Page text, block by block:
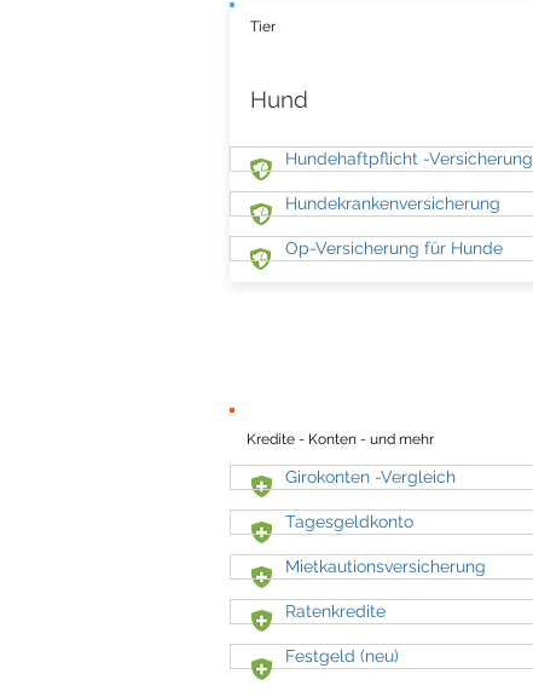
Tier
Hund
Hundehaftpflicht -Versicherung
Hundekrankenversicherung
Op-Versicherung für Hunde
Kredite - Konten - und mehr
Girokonten -Vergleich
Tagesgeldkonto
Mietkautionsversicherung
Ratenkredite
Festgeld (neu)